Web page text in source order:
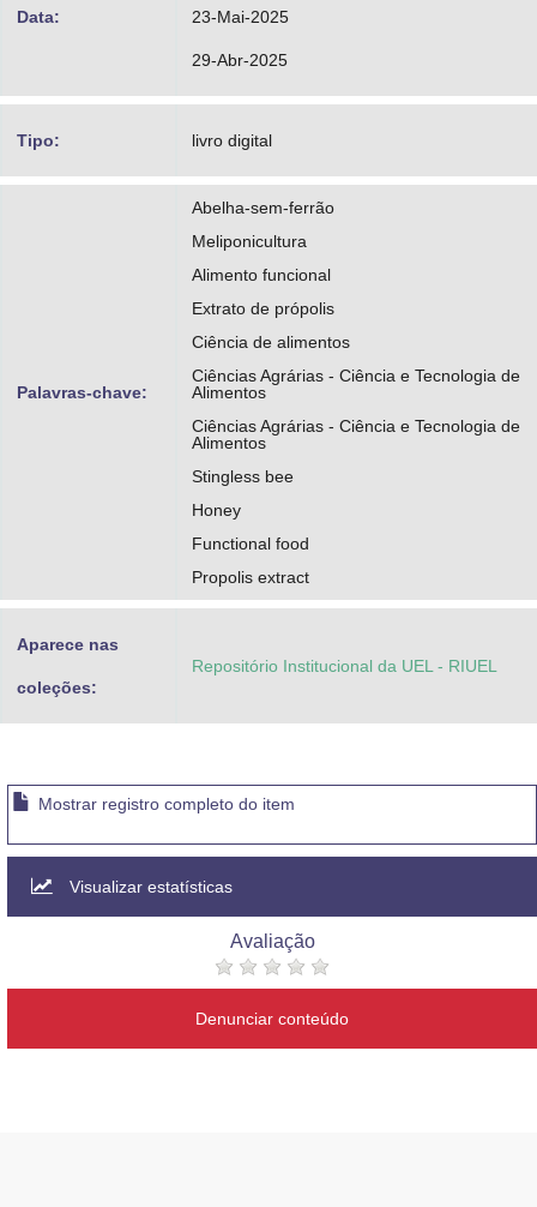
Data: 23-Mai-2025
29-Abr-2025
Tipo: livro digital
Palavras-chave:
Abelha-sem-ferrão
Meliponicultura
Alimento funcional
Extrato de própolis
Ciência de alimentos
Ciências Agrárias - Ciência e Tecnologia de
Alimentos
Ciências Agrárias - Ciência e Tecnologia de
Alimentos
Stingless bee
Honey
Functional food
Propolis extract
Aparece nas
coleções:
Repositório Institucional da UEL - RIUEL
Mostrar registro completo do item
Visualizar estatísticas
Avaliação
Denunciar conteúdo